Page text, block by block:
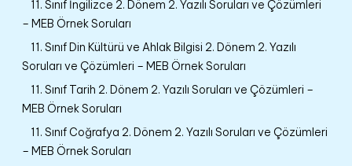
11. Sınıf İngilizce 2. Dönem 2. Yazılı Soruları ve Çözümleri
– MEB Örnek Soruları
11. Sınıf Din Kültürü ve Ahlak Bilgisi 2. Dönem 2. Yazılı
Soruları ve Çözümleri – MEB Örnek Soruları
11. Sınıf Tarih 2. Dönem 2. Yazılı Soruları ve Çözümleri –
MEB Örnek Soruları
11. Sınıf Coğrafya 2. Dönem 2. Yazılı Soruları ve Çözümleri
– MEB Örnek Soruları